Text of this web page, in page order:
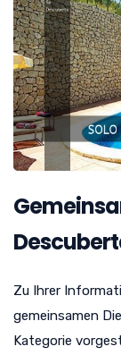
Zu Ihrer
gemeinsamen
Kategorie